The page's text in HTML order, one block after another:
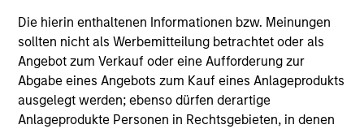
Die hierin enthaltenen Informationen bzw. Meinungen
sollten nicht als Werbemitteilung betrachtet oder als
Angebot zum Verkauf oder eine Aufforderung zur
Abgabe eines Angebots zum Kauf eines Anlageprodukts
ausgelegt werden; ebenso dürfen derartige
Anlageprodukte Personen in Rechtsgebieten, in denen
the site or your use of such site.